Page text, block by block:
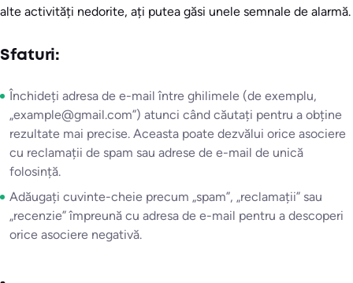
alte activități nedorite, ați putea găsi unele semnale de alarmă.
Sfaturi:
Închideți adresa de e-mail între ghilimele (de exemplu,
„example@gmail.com”) atunci când căutați pentru a obține
rezultate mai precise. Aceasta poate dezvălui orice asociere
cu reclamații de spam sau adrese de e-mail de unică
folosință.
Adăugați cuvinte-cheie precum „spam”, „reclamații” sau
„recenzie” împreună cu adresa de e-mail pentru a descoperi
orice asociere negativă.